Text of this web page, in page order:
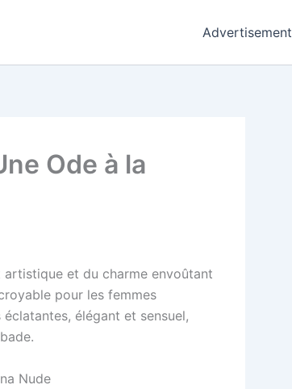
Advertisement
Ode à la
artistique et du charme envoûtant
pour les femmes
élégant et sensuel,
Nude